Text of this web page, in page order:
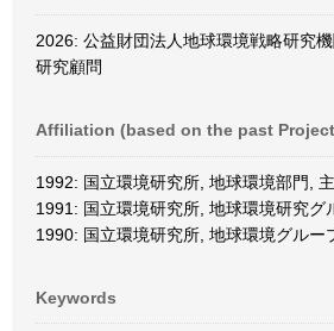
2026: 公益財団法人地球環境戦略研究
研究顧問
Affiliation (based on the past
1992: 国立環境研究所, 地球環境部門,
1991: 国立環境研究所, 地球環境研究グ
1990: 国立環境研究所, 地球環境グルー
Keywords